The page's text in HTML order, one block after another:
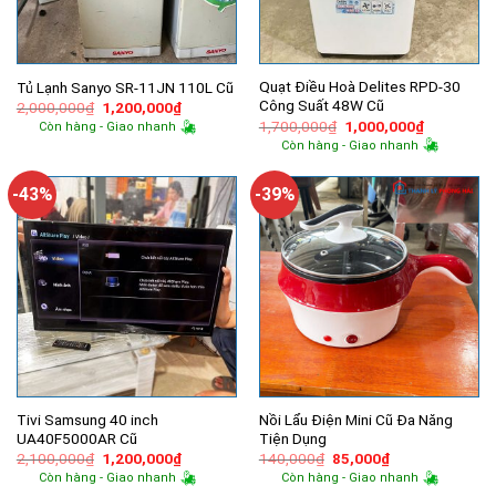
Tủ Lạnh Sanyo SR-11JN 110L Cũ
2,000,000₫ Giá
gốc
là:
1,200,000₫Giá
hiện
tại
Còn hàng - Giao nhanh
Quạt Điều Hoà Delites RPD-30
Công Suất 48W Cũ
1,700,000₫ Giá
gốc
là:
1,000,000₫Giá
hiện
tại
Còn hàng - Giao nhanh
-43%
Tivi Samsung 40 inch
UA40F5000AR Cũ
2,100,000₫ Giá
gốc
là:
1,200,000₫Giá
hiện
tại
Còn hàng - Giao nhanh
-39%
Nồi Lẩu Điện Mini Cũ Đa Năng
Tiện Dụng
140,000₫ Giá
gốc
là:
85,000₫Giá
hiện
tại
Còn hàng - Giao nhanh